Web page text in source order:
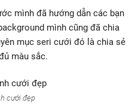
mình đã hướng dẫn các bạn
mình cũng đã chia
mục seri cưới đó là chia sẻ
màu sắc.
cưới đẹp